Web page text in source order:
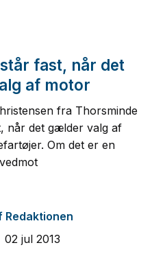
fast, når det
af motor
fra Thorsminde
når det gælder valg af
Om det er en
Redaktionen
02 jul 2013